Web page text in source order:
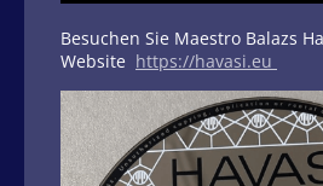
Besuchen Sie Maestro Balazs
Website https://havasi.eu